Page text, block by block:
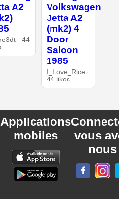
A2
· 44
Volkswagen
Jetta A2
(mk2) 4
Door
Saloon
1985
I_Love_Rice ·
44 likes
Applications
mobiles
vous
nous